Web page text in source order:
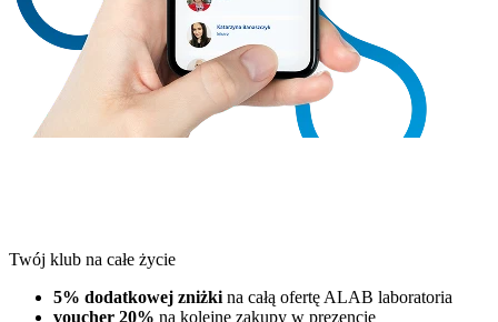
Twój klub na całe życie
5% dodatkowej zniżki na całą ofertę ALAB laboratoria
voucher 20% na kolejne zakupy w prezencie